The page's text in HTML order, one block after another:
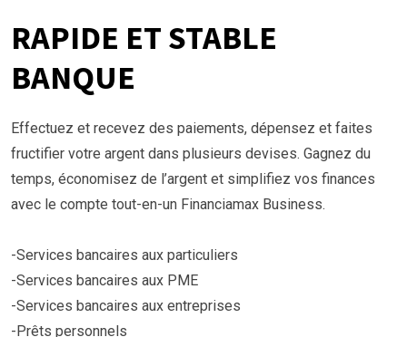
RAPIDE ET STABLE
BANQUE
Effectuez et recevez des paiements, dépensez et faites
fructifier votre argent dans plusieurs devises. Gagnez du
temps, économisez de l’argent et simplifiez vos finances
avec le compte tout-en-un Financiamax Business.
-Services bancaires aux particuliers
-Services bancaires aux PME
-Services bancaires aux entreprises
-Prêts personnels